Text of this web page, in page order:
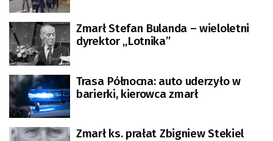
Zmarł Stefan Bulanda – wieloletni
dyrektor „Lotnika”
Trasa Północna: auto uderzyło w
barierki, kierowca zmarł
Zmarł ks. prałat Zbigniew Stekiel